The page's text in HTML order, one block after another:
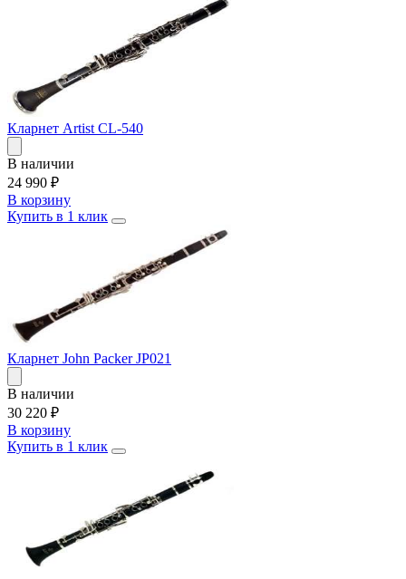
Кларнет Artist CL-540
В наличии
24 990 ₽
В корзину
Купить в 1 клик
Кларнет John Packer JP021
В наличии
30 220 ₽
В корзину
Купить в 1 клик